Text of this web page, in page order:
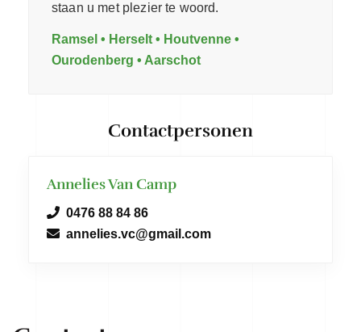
staan u met plezier te woord.
Ramsel • Herselt • Houtvenne •
Ourodenberg • Aarschot
Contactpersonen
Annelies Van Camp
0476 88 84 86
annelies.vc@gmail.com